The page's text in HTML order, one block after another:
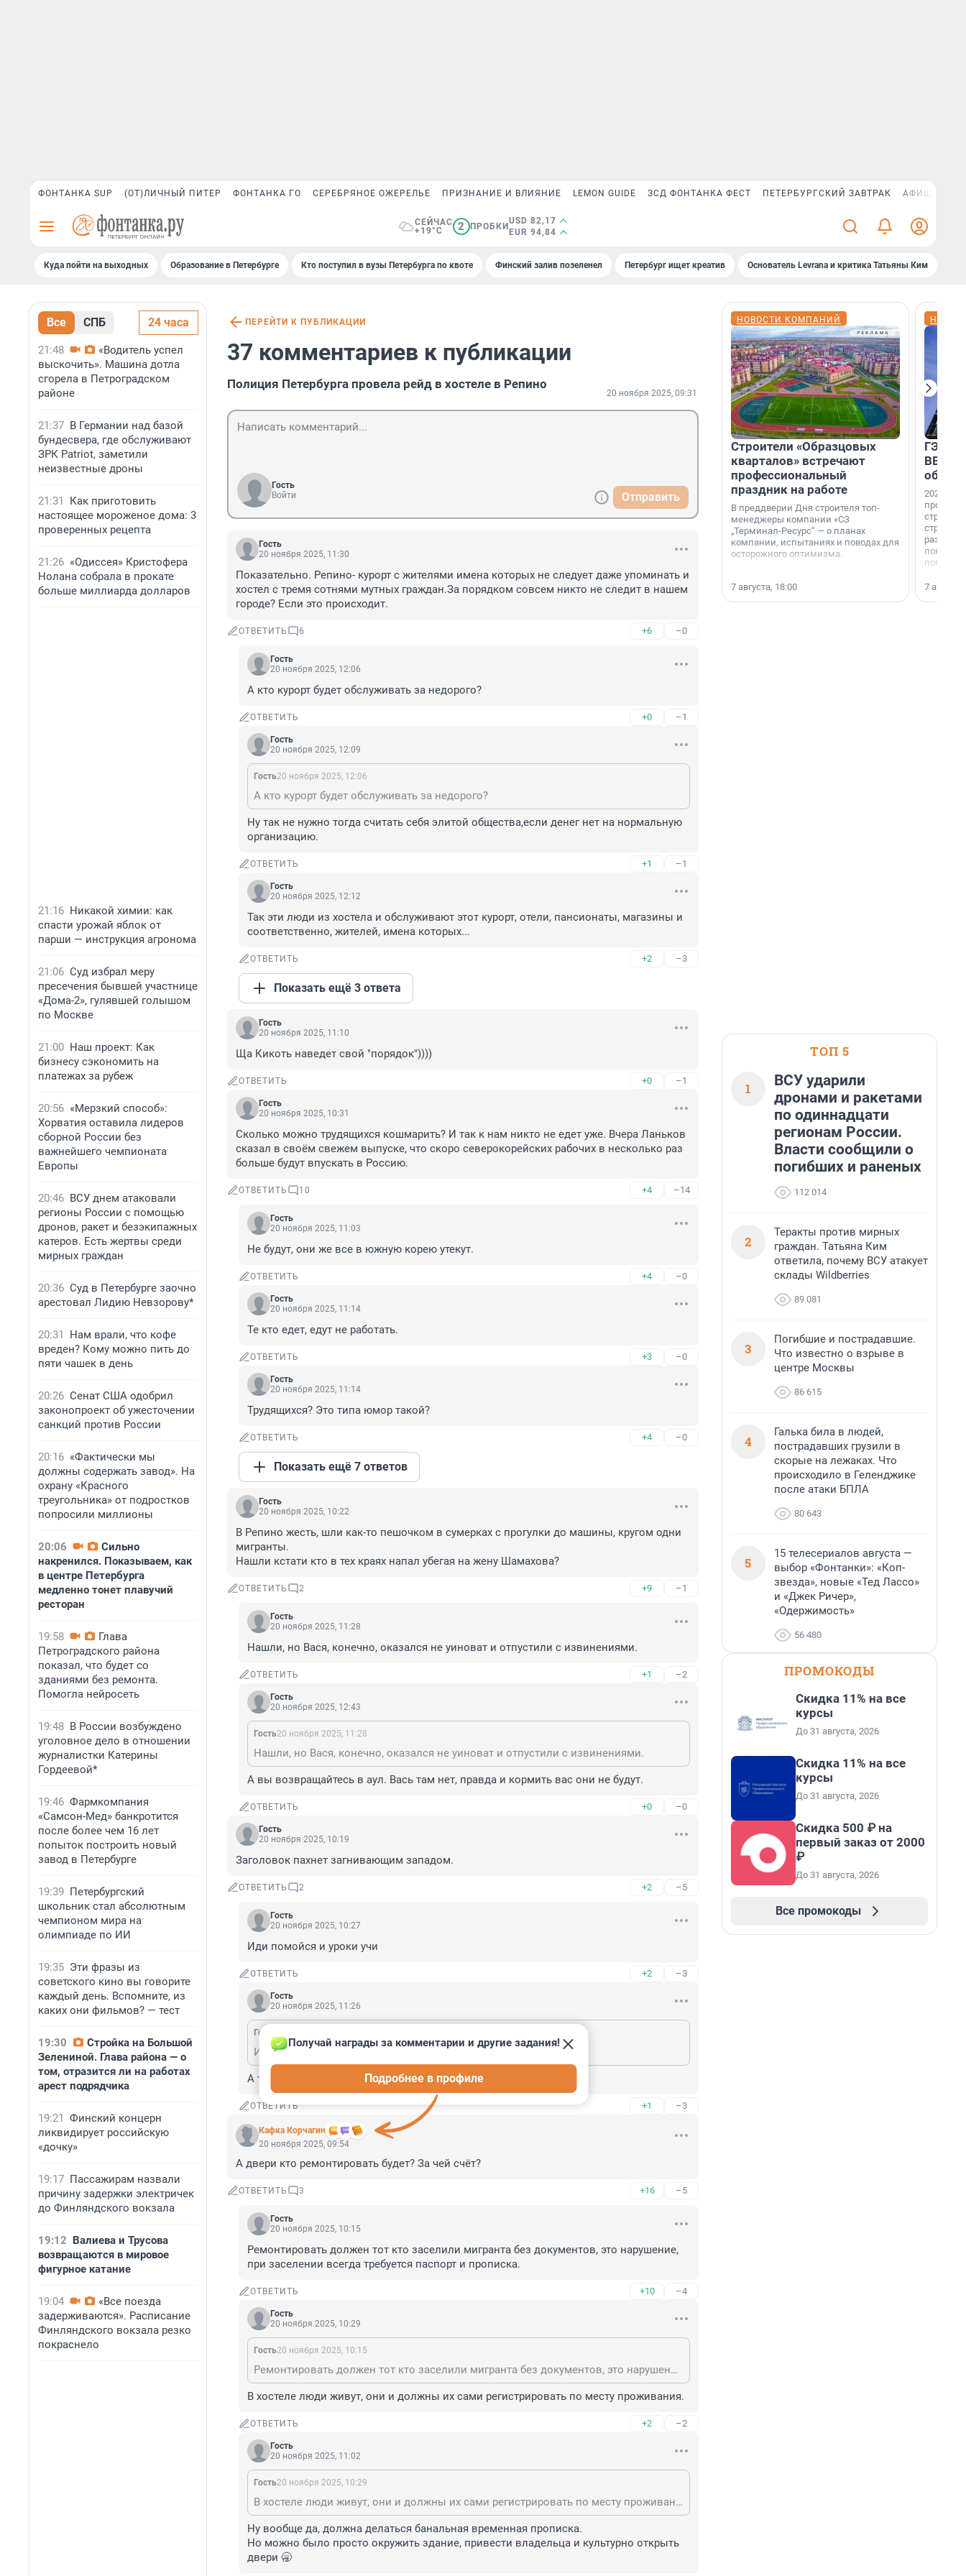
ФОНТАНКА SUP (ОТ)ЛИЧНЫЙ ПИТЕР ФОНТАНКА ГО СЕРЕБРЯНОЕ ОЖЕРЕЛЬЕ ПРИЗНАНИЕ И ВЛИЯНИЕ LEMON GUIDE ЗСД ФОНТАНКА ФЕСТ ПЕТЕРБУРГСКИЙ ЗАВТРАК АФИША PLUS
СЕЙЧАС
+19°C
2 ПРОБКИ
USD 82,17
EUR 94,84
Куда пойти на выходных Образование в Петербурге Кто поступил в вузы Петербурга по квоте Финский залив позеленел Петербург ищет креатив Основатель Levrana и критика Татьяны Ким
Все СПБ 24 часа
21:48
«Водитель успел
выскочить». Машина дотла
сгорела в Петроградском
районе
21:37 В Германии над базой
бундесвера, где обслуживают
ЗРК Patriot, заметили
неизвестные дроны
21:31
Как приготовить
настоящее мороженое дома: 3
проверенных рецепта
21:26 «Одиссея» Кристофера
Нолана собрала в прокате
больше миллиарда долларов
21:16 Никакой химии: как
спасти урожай яблок от
парши — инструкция агронома
21:06 Суд избрал меру
пресечения бывшей участнице
«Дома-2», гулявшей голышом
по Москве
21:00 Наш проект: Как
бизнесу сэкономить на
платежах за рубеж
20:56 «Мерзкий способ»:
Хорватия оставила лидеров
сборной России без
важнейшего чемпионата
Европы
20:46 ВСУ днем атаковали
регионы России с помощью
дронов, ракет и безэкипажных
катеров. Есть жертвы среди
мирных граждан
20:36 Суд в Петербурге заочно
арестовал Лидию Невзорову*
20:31
Нам врали, что кофе
вреден? Кому можно пить до
пяти чашек в день
20:26 Сенат США одобрил
законопроект об ужесточении
санкций против России
20:16 «Фактически мы
должны содержать завод». На
охрану «Красного
треугольника» от подростков
попросили миллионы
20:06
Сильно
накренился. Показываем, как
в центре Петербурга
медленно тонет плавучий
ресторан
19:58
Глава
Петроградского района
показал, что будет со
зданиями без ремонта.
Помогла нейросеть
19:48 В России возбуждено
уголовное дело в отношении
журналистки Катерины
Гордеевой*
19:46 Фармкомпания
«Самсон-Мед» банкротится
после более чем 16 лет
попыток построить новый
завод в Петербурге
19:39 Петербургский
школьник стал абсолютным
чемпионом мира на
олимпиаде по ИИ
19:35 Эти фразы из
советского кино вы говорите
каждый день. Вспомните, из
каких они фильмов? — тест
19:30
Стройка на Большой
Зелениной. Глава района — о
том, отразится ли на работах
арест подрядчика
19:21 Финский концерн
ликвидирует российскую
«дочку»
19:17 Пассажирам назвали
причину задержки электричек
до Финляндского вокзала
19:12 Валиева и Трусова
возвращаются в мировое
фигурное катание
19:04
«Все поезда
задерживаются». Расписание
Финляндского вокзала резко
покраснело
ПЕРЕЙТИ К ПУБЛИКАЦИИ
37 комментариев к публикации
Полиция Петербурга провела рейд в хостеле в Репино
20 ноября 2025, 09:31
Гость
Войти
Отправить
Гость
20 ноября 2025, 11:30
Показательно. Репино- курорт с жителями имена которых не следует даже упоминать и
хостел с тремя сотнями мутных граждан.За порядком совсем никто не следит в нашем
городе? Если это происходит.
ОТВЕТИТЬ 6 +6 –0
Гость
20 ноября 2025, 12:06
А кто курорт будет обслуживать за недорого?
ОТВЕТИТЬ +0 –1
Гость
20 ноября 2025, 12:09
Гость20 ноября 2025, 12:06
А кто курорт будет обслуживать за недорого?
Ну так не нужно тогда считать себя элитой общества,если денег нет на нормальную
организацию.
ОТВЕТИТЬ +1 –1
Гость
20 ноября 2025, 12:12
Так эти люди из хостела и обслуживают этот курорт, отели, пансионаты, магазины и
соответственно, жителей, имена которых...
ОТВЕТИТЬ +2 –3
Показать ещё 3 ответа
Гость
20 ноября 2025, 11:10
Ща Кикоть наведет свой "порядок"))))
ОТВЕТИТЬ +0 –1
Гость
20 ноября 2025, 10:31
Сколько можно трудящихся кошмарить? И так к нам никто не едет уже. Вчера Ланьков
сказал в своём свежем выпуске, что скоро северокорейских рабочих в несколько раз
больше будут впускать в Россию.
ОТВЕТИТЬ 10 +4 –14
Гость
20 ноября 2025, 11:03
Не будут, они же все в южную корею утекут.
ОТВЕТИТЬ +4 –0
Гость
20 ноября 2025, 11:14
Те кто едет, едут не работать.
ОТВЕТИТЬ +3 –0
Гость
20 ноября 2025, 11:14
Трудящихся? Это типа юмор такой?
ОТВЕТИТЬ +4 –0
Показать ещё 7 ответов
Гость
20 ноября 2025, 10:22
В Репино жесть, шли как-то пешочком в сумерках с прогулки до машины, кругом одни
мигранты.
Нашли кстати кто в тех краях напал убегая на жену Шамахова?
ОТВЕТИТЬ 2 +9 –1
Гость
20 ноября 2025, 11:28
Нашли, но Вася, конечно, оказался не уиноват и отпустили с извинениями.
ОТВЕТИТЬ +1 –2
Гость
20 ноября 2025, 12:43
Гость20 ноября 2025, 11:28
Нашли, но Вася, конечно, оказался не уиноват и отпустили с извинениями.
А вы возвращайтесь в аул. Вась там нет, правда и кормить вас они не будут.
ОТВЕТИТЬ +0 –0
Гость
20 ноября 2025, 10:19
Заголовок пахнет загнивающим западом.
ОТВЕТИТЬ 2 +2 –5
Гость
20 ноября 2025, 10:27
Иди помойся и уроки учи
ОТВЕТИТЬ +2 –3
Гость
20 ноября 2025, 11:26
Гость
Иди помойся и уроки учи
А точки ещё не проходили? В каком классе сам учишься?
ОТВЕТИТЬ +1 –3
Кафка Корчагин
Получай награды за комментарии и другие задания!
Подробнее в профиле
20 ноября 2025, 09:54
А двери кто ремонтировать будет? За чей счёт?
ОТВЕТИТЬ 3 +16 –5
Гость
20 ноября 2025, 10:15
Ремонтировать должен тот кто заселили мигранта без документов, это нарушение,
при заселении всегда требуется паспорт и прописка.
ОТВЕТИТЬ +10 –4
Гость
20 ноября 2025, 10:29
Гость20 ноября 2025, 10:15
Ремонтировать должен тот кто заселили мигранта без документов, это нарушение, при заселении всегда требуется паспорт и прописка.
В хостеле люди живут, они и должны их сами регистрировать по месту проживания.
ОТВЕТИТЬ +2 –2
Гость
20 ноября 2025, 11:02
Гость20 ноября 2025, 10:29
В хостеле люди живут, они и должны их сами регистрировать по месту проживания.
Ну вообще да, должна делаться банальная временная прописка.
Но можно было просто окружить здание, привести владельца и культурно открыть
двери 🥱
НОВОСТИ КОМПАНИЙ
Строители «Образцовых
кварталов» встречают
профессиональный
праздник на работе
В преддверии Дня строителя топ-
менеджеры компании «СЗ
„Терминал-Ресурс“ — о планах
компании, испытаниях и поводах для
осторожного оптимизма.
7 августа, 18:00
ГЭС,
ВВП: в
об
2026-й —
раз. В
7
ТОП 5
1
ВСУ ударили
дронами и ракетами
по одиннадцати
регионам России.
Власти сообщили о
погибших и раненых
112 014
2
Теракты против мирных
граждан. Татьяна Ким
ответила, почему ВСУ атакует
склады Wildberries
89 081
3
Погибшие и пострадавшие.
Что известно о взрыве в
центре Москвы
86 615
4
Галька била в людей,
пострадавших грузили в
скорые на лежаках. Что
происходило в Геленджике
после атаки БПЛА
80 643
5
15 телесериалов августа —
выбор «Фонтанки»: «Коп-
звезда», новые «Тед Лассо»
и «Джек Ричер»,
«Одержимость»
56 480
ПРОМОКОДЫ
Скидка 11% на все
курсы
До 31 августа, 2026
Скидка 11% на все
курсы
До 31 августа, 2026
Скидка 500 ₽ на
первый заказ от 2000
₽
До 31 августа, 2026
Все промокоды